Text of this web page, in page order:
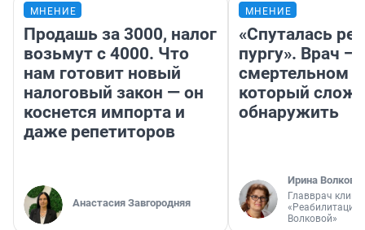
МНЕНИЕ
Продашь за 3000, налог
возьмут с 4000. Что
нам готовит новый
налоговый закон — он
коснется импорта и
даже репетиторов
Анастасия Завгородняя
МНЕНИЕ
«Спуталась
пургу». Врач —
смертельном
который
обнаружить
Ирина Волкова
Главврач
«Реабилитация
Волковой»